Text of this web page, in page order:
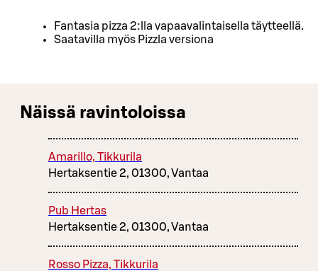
Fantasia pizza 2:lla vapaavalintaisella täytteellä.
Saatavilla myös Pizzla versiona
Näissä ravintoloissa
Amarillo, Tikkurila
Hertaksentie 2, 01300, Vantaa
Pub Hertas
Hertaksentie 2, 01300, Vantaa
Rosso Pizza, Tikkurila